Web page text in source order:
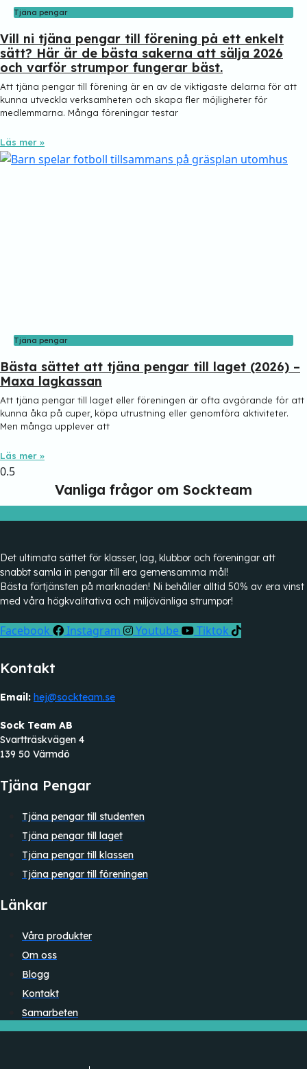
Tjäna pengar
Vill ni tjäna pengar till förening på ett enkelt
sätt? Här är de bästa sakerna att sälja 2026
och varför strumpor fungerar bäst.
Att tjäna pengar till förening är en av de viktigaste delarna för att
kunna utveckla verksamheten och skapa fler möjligheter för
medlemmarna. Många föreningar testar
Läs mer »
Tjäna pengar
Bästa sättet att tjäna pengar till laget (2026) –
Maxa lagkassan
Att tjäna pengar till laget eller föreningen är ofta avgörande för att
kunna åka på cuper, köpa utrustning eller genomföra aktiviteter.
Men många upplever att
Läs mer »
Vanliga frågor om Sockteam
Det ultimata sättet för klasser, lag, klubbor och föreningar att
snabbt samla in pengar till era gemensamma mål!
Bästa förtjänsten på marknaden! Ni behåller alltid 50% av era vinst
med våra högkvalitativa och miljövänliga strumpor!
Facebook Instagram Youtube Tiktok
Kontakt
Email: hej@sockteam.se
Sock Team AB
Svartträskvägen 4
139 50 Värmdö
Tjäna Pengar
Tjäna pengar till studenten
Tjäna pengar till laget
Tjäna pengar till klassen
Tjäna pengar till föreningen
Länkar
Våra produkter
Om oss
Blogg
Kontakt
Samarbeten